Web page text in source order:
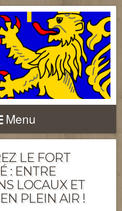
COMTÉ
Menu
LE FORT
: ENTRE
LOCAUX ET
PLEIN AIR !